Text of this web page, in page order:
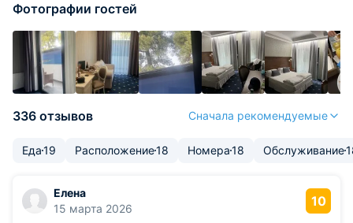
Фотографии гостей
336 отзывов Сначала рекомендуемые
Еда19 Расположение18 Номера18 Обслуживание
Елена
15 марта 2026
10